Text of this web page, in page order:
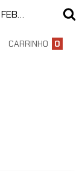
LP BRIME! DELUXE - CESRV, FLEEZUS, FEBEM
CARRINHO 0